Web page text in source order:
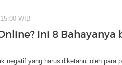
WIB
Ini 8 Bahayanya
negatif yang harus diketahui oleh para